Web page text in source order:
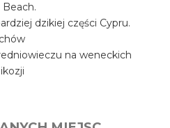
Beach.
dzikiej części Cypru.
na weneckich